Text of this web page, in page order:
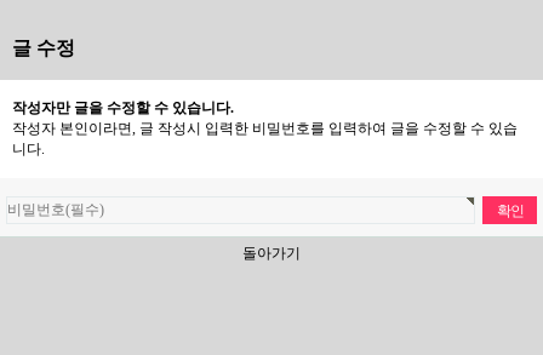
글 수정
작성자만 글을 수정할 수 있습니다.
작성자 본인이라면, 글 작성시 입력한 비밀번호를 입력하여 글을 수정할 수 있습
니다.
돌아가기